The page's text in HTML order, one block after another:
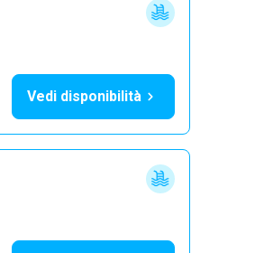
Vedi disponibilità